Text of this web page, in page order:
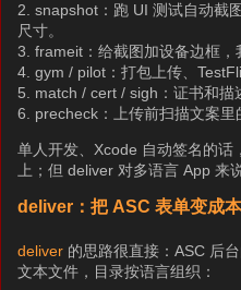
2. snapshot：跑 UI 测试自动截
尺寸。
3. frameit：给截图加设备边框，
4. gym / pilot：打包上传、
5. match / cert / sigh：证书和描
6. precheck：上传前扫描文案里
单人开发、Xcode 自动签名的
上；但 deliver 对多语言 App 来
deliver：把 ASC 表单变成
deliver 的思路很直接：ASC 后
文本文件，目录按语言组织：